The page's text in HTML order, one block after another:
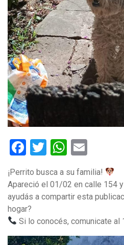
Facebook
Twitter
¡Perrito busca a su familia!
Apareció el 01/02 en calle 154
ayudás a compartir esta
hogar?
Si lo conocés, comunicate al